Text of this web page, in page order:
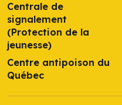
Centrale de
signalement
(Protection de la
jeunesse)
Centre antipoison du
Québec